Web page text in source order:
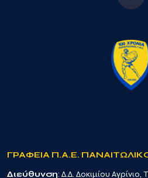
ΓΡΑΦΕΙΑ Π.Α.Ε.
Διεύθυνση: Δ.Δ. Δοκιμίου Αγρίνιο,